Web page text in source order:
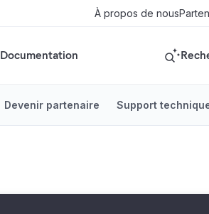
À propos de nous
Documentation
Devenir partenaire Support